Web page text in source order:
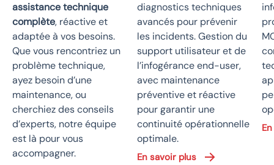
assistance technique
complète, réactive et
adaptée à vos besoins.
Que vous rencontriez un
problème technique,
ayez besoin d’une
maintenance, ou
cherchiez des conseils
d’experts, notre équipe
est là pour vous
accompagner.
diagnostics techniques
avancés pour prévenir
les incidents. Gestion du
support utilisateur et de
l’infogérance end-user,
avec maintenance
préventive et réactive
pour garantir une
continuité opérationnelle
optimale.
En savoir plus